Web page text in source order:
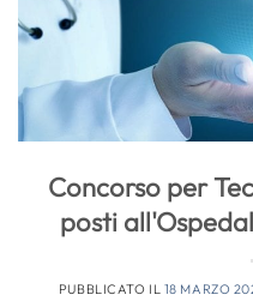
Concorso per
posti
PUBBLICATO IL 18 MARZO